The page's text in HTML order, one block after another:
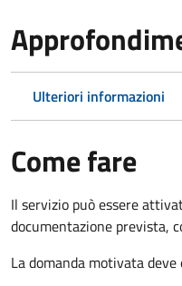
Ulteriori informazioni
Come fare
Il servizio può essere
documentazione prevista,
La domanda motivata